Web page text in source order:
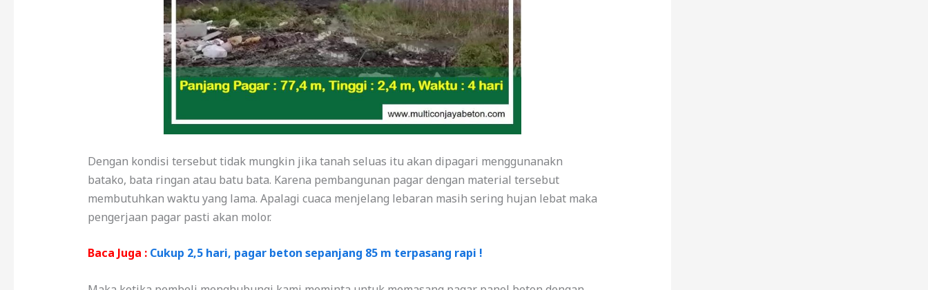
Dengan kondisi tersebut tidak mungkin jika tanah seluas itu akan dipagari menggunanakn
batako, bata ringan atau batu bata. Karena pembangunan pagar dengan material tersebut
membutuhkan waktu yang lama. Apalagi cuaca menjelang lebaran masih sering hujan lebat maka
pengerjaan pagar pasti akan molor.
Baca Juga :Cukup 2,5 hari, pagar beton sepanjang 85 m terpasang rapi !